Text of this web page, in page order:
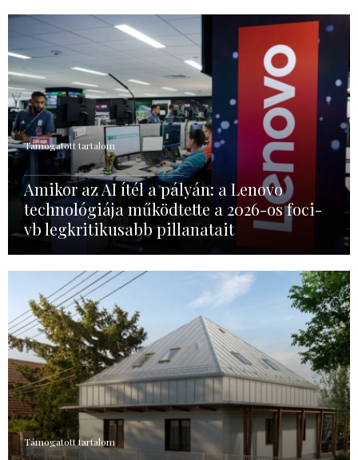
Támogatott tartalom
Amikor az AI ítél a pályán: a Lenovo
technológiája működtette a 2026-os foci-
vb legkritikusabb pillanatait
Támogatott tartalom